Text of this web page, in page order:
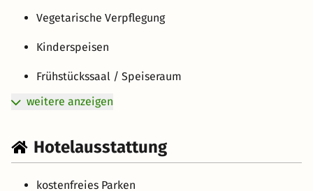
Vegetarische Verpflegung
Kinderspeisen
Frühstückssaal / Speiseraum
weitere anzeigen
Hotelausstattung
kostenfreies Parken